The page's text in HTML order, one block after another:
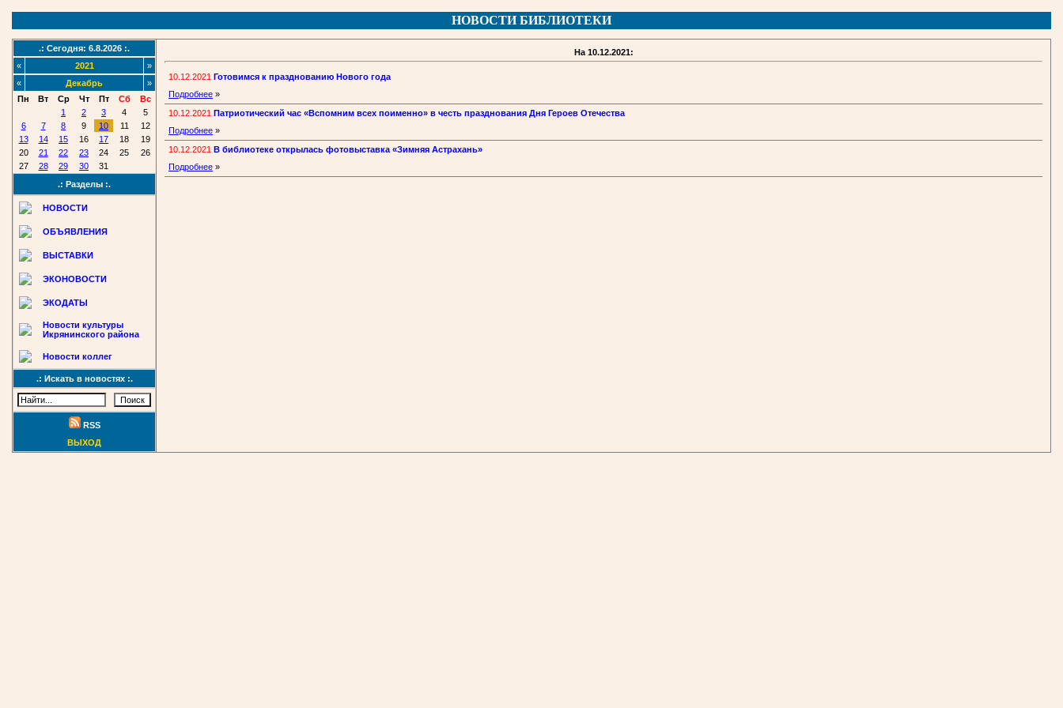
НОВОСТИ БИБЛИОТЕКИ
.: Сегодня: 6.8.2026 :.
«
2021
»
«
Декабрь
»
Пн
Вт Ср Чт Пт Сб
Вс
1
2 3 4
5
6
7 8 9 10 11
12
13
14 15 16 17 18
19
20
21 22 23 24 25
26
27
28 29 30
31
.: Разделы :.
НОВОСТИ
ОБЪЯВЛЕНИЯ
ВЫСТАВКИ
ЭКОНОВОСТИ
ЭКОДАТЫ
Новости культуры
Икрянинского района
Новости коллег
.: Искать в новостях :.
RSS
ВЫХОД
На 10.12.2021:
10.12.2021 Готовимся к празднованию Нового года
Подробнее »
10.12.2021 Патриотический час «Вспомним всех поименно» в честь празднования Дня Героев Отечества
Подробнее »
10.12.2021 В библиотеке открылась фотовыставка «Зимняя Астрахань»
Подробнее »